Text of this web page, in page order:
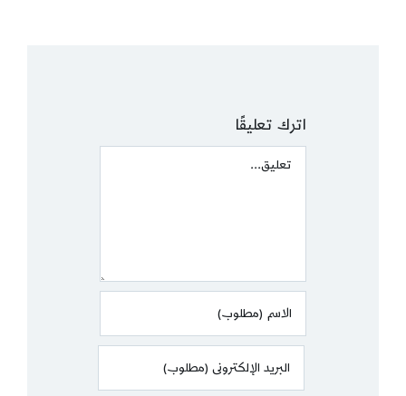
اترك تعليقًا
Comment